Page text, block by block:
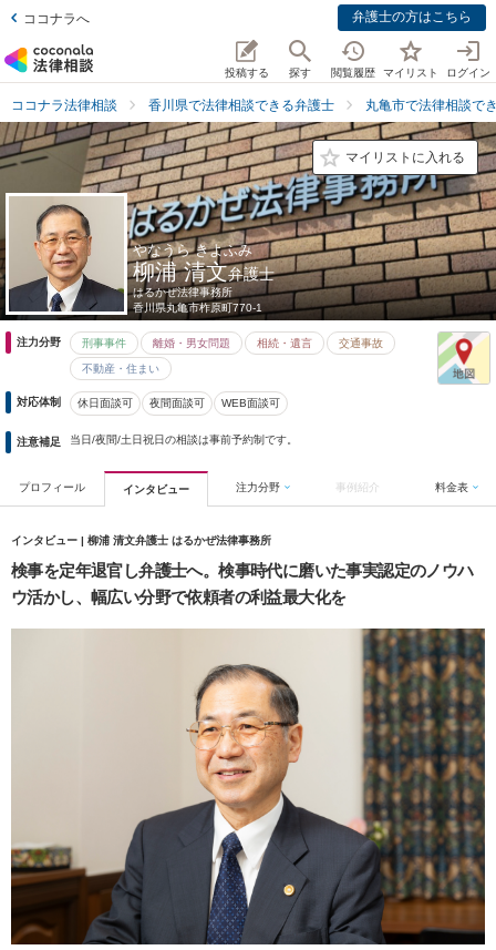
ココナラへ 弁護士の方はこちら
投稿する 探す 閲覧履歴 マイリスト ログイン
ココナラ法律相談 香川県で法律相談できる弁護士 丸亀市で法律相談で
マイリストに入れる
やなうら きよふみ
柳浦 清文弁護士
はるかぜ法律事務所
香川県丸亀市柞原町770-1
注力分野 刑事事件 離婚・男女問題 相続・遺言 交通事故
不動産・住まい
対応体制 休日面談可 夜間面談可 WEB面談可
注意補足 当日/夜間/土日祝日の相談は事前予約制です。
プロフィール インタビュー 注力分野 事例紹介 料金表
インタビュー | 柳浦 清文弁護士 はるかぜ法律事務所
検事を定年退官し弁護士へ。検事時代に磨いた事実認定のノウハ
ウ活かし、幅広い分野で依頼者の利益最大化を